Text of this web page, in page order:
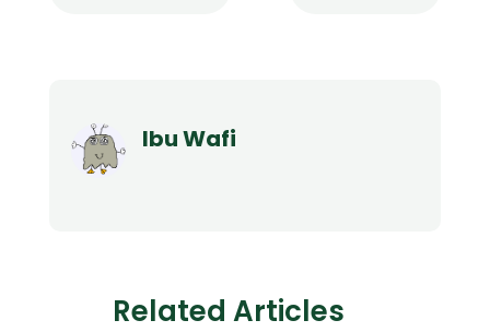
Ibu Wafi
Related Articles